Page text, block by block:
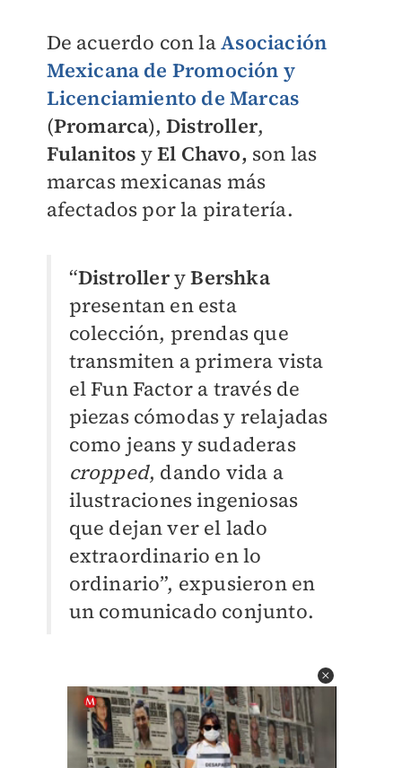
De acuerdo con laAsociación
Mexicana de Promoción y
Licenciamiento de Marcas
(Promarca), Distroller,
Fulanitos yEl Chavo, son las
marcas mexicanas más
afectados por la piratería.
“DistrolleryBershka
presentan en esta
colección, prendas que
transmiten a primera vista
el Fun Factor a través de
piezas cómodas y relajadas
como jeans y sudaderas
cropped, dando vida a
ilustraciones ingeniosas
que dejan ver el lado
extraordinario en lo
ordinario”, expusieron en
un comunicado conjunto.